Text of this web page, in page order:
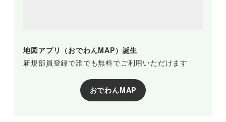
地図アプリ（おでわんMAP）誕生
新規部員登録で誰でも無料でご利用いただけます
おでわんMAP